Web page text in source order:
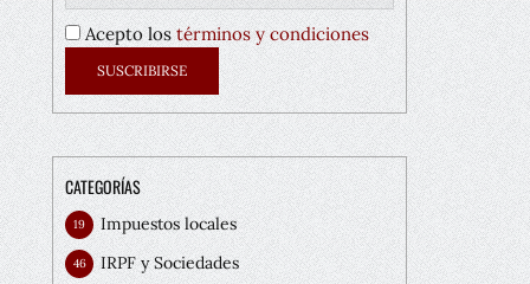
Acepto lostérminos y condiciones
CATEGORÍAS
Impuestos locales
19
IRPF y Sociedades
46